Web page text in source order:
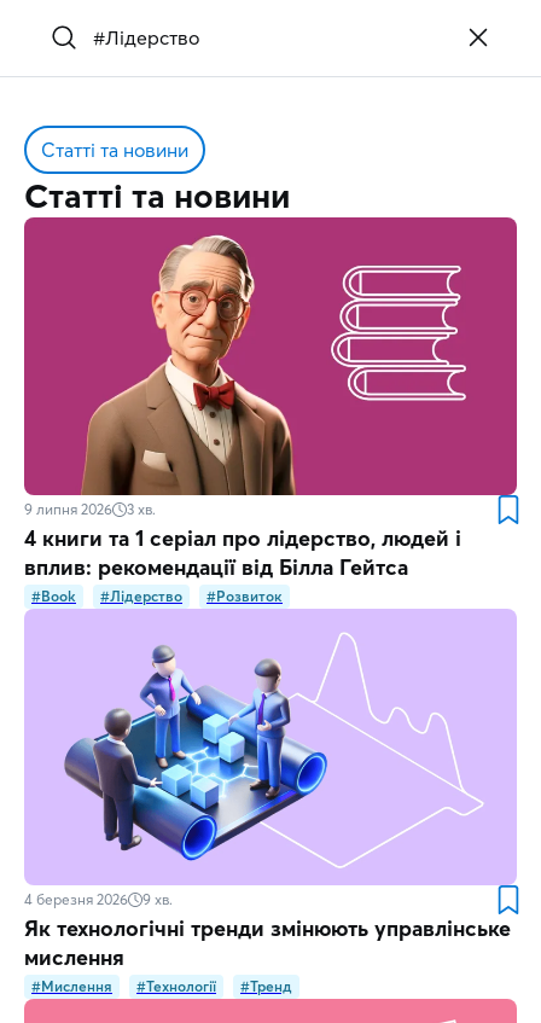
Статті та новини
Статті та новини
9 липня 2026 3 хв.
4 книги та 1 серіал про лідерство, людей і
вплив: рекомендації від Білла Гейтса
#Book #Лідерство #Розвиток
4 березня 2026 9 хв.
Як технологічні тренди змінюють управлінське
мислення
#Мислення #Технології #Тренд